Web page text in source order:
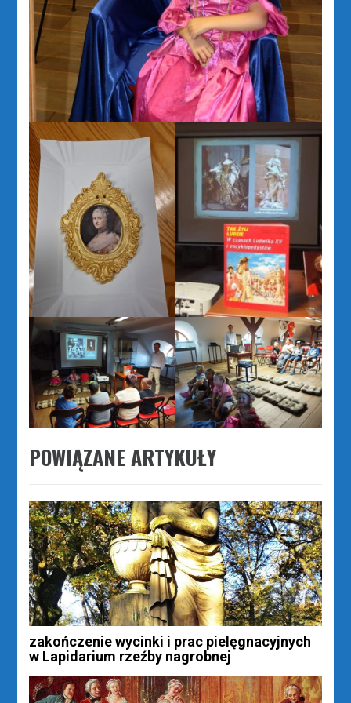
POWIĄZANE ARTYKUŁY
zakończenie wycinki i prac pielęgnacyjnych
w Lapidarium rzeźby nagrobnej